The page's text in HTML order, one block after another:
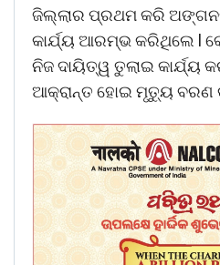
ଜିଲ୍ଲାର ପ୍ରଥମ କରି
କାର୍ଯ୍ୟ ଆରମ୍ଭ କରିଥିଲେ l
ନିଜ ଦାୟିତ୍ୱ ତୁଲାଇ କାର୍ଯ୍ୟ
ଆକ୍ରାନ୍ତ ହୋଇ ମୃତ୍ୟୁ ବରଣ